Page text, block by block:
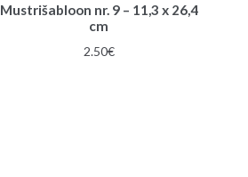
Mustrišabloon nr. 9 – 11,3 x 26,4
cm
2.50€